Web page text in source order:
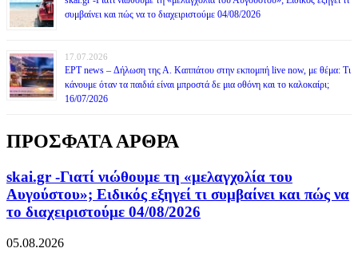
συμβαίνει και πώς να το διαχειριστούμε 04/08/2026
17.07.2026
ΕΡΤ news – Δήλωση της Α. Καππάτου στην εκπομπή live now, με θέμα: Τι
κάνουμε όταν τα παιδιά είναι μπροστά δε μια οθόνη και το καλοκαίρι;
16/07/2026
ΠΡΟΣΦΑΤΑ ΑΡΘΡΑ
skai.gr -Γιατί νιώθουμε τη «μελαγχολία του
Αυγούστου»; Ειδικός εξηγεί τι συμβαίνει και πώς να
το διαχειριστούμε 04/08/2026
05.08.2026